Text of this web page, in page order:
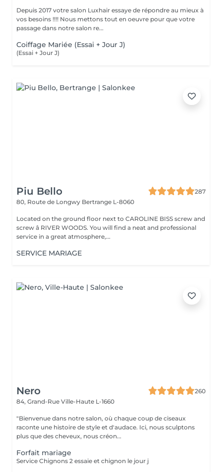
Depuis 2017 votre salon Luxhair essaye de répondre au mieux à
vos besoins !!!! Nous mettons tout en oeuvre pour que votre
passage dans notre salon re...
Coiffage Mariée (Essai + Jour J)
(Essai + Jour J)
Piu Bello
287
80, Route de Longwy Bertrange L-8060
Located on the ground floor next to CAROLINE BISS screw and
screw â RIVER WOODS. You will find a neat and professional
service in a great atmosphere,...
SERVICE MARIAGE
Nero
260
84, Grand-Rue Ville-Haute L-1660
"Bienvenue dans notre salon, où chaque coup de ciseaux
raconte une histoire de style et d'audace. Ici, nous sculptons
plus que des cheveux, nous créon...
Forfait mariage
Service Chignons 2 essaie et chignon le jour j